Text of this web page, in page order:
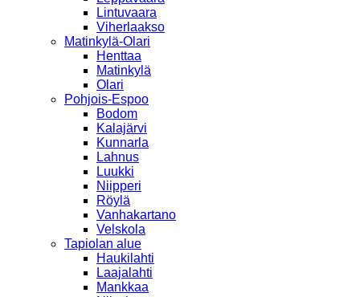
Lintuvaara
Viherlaakso
Matinkylä-Olari
Henttaa
Matinkylä
Olari
Pohjois-Espoo
Bodom
Kalajärvi
Kunnarla
Lahnus
Luukki
Niipperi
Röylä
Vanhakartano
Velskola
Tapiolan alue
Haukilahti
Laajalahti
Mankkaa